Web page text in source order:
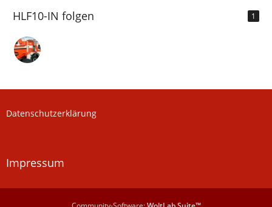
HLF10-IN folgen 1
Datenschutzerklärung
Impressum